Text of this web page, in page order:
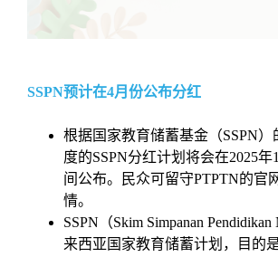
SSPN预计在4月份公布分红
根据国家教育储蓄基金（SSPN）
度的SSPN分红计划将会在2025年
间公布。民众可留守PTPTN的官
情。
SSPN（Skim Simpanan
来西亚国家教育储蓄计划，目的